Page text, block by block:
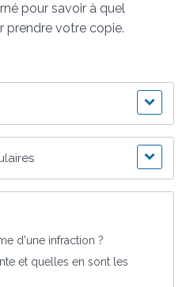
pour savoir à quel
prendre votre copie.
d'une infraction ?
et quelles en sont les